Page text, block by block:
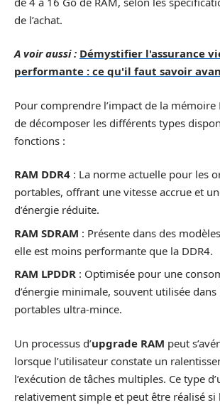
de l’achat.
A voir aussi : Démystifier l'assurance
performante : ce qu'il faut savoir
Pour comprendre l’impact de la mémoire
de décomposer les différents types
fonctions :
RAM DDR4 : La norme actuelle pour les
portables, offrant une vitesse accrue et
d’énergie réduite.
RAM SDRAM : Présente dans des
elle est moins performante que la DDR4.
RAM LPDDR : Optimisée pour une
d’énergie minimale, souvent utilisée
portables ultra-mince.
Un processus d’upgrade RAM peut
lorsque l’utilisateur constate un
l’exécution de tâches multiples. Ce type
relativement simple et peut être réalisé si